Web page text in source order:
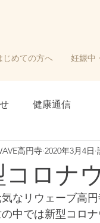
じめての方へ 妊娠中
健康通信
ロナ
高円寺 2020年3月4日
なリウェーブ高円
中では新型コロ